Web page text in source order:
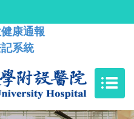
康通報
系統